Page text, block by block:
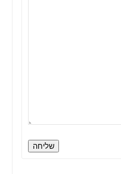
שליחה